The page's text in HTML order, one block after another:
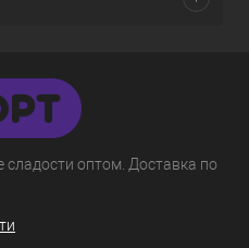
сладости оптом. Доставка по